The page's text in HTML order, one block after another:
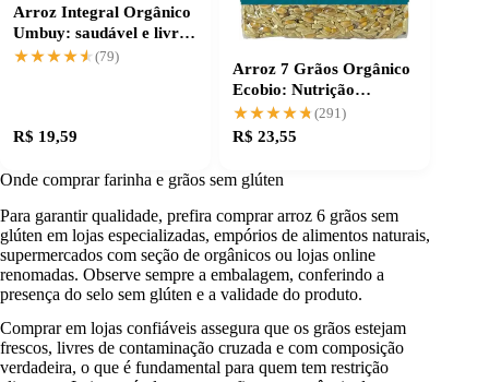
Arroz Integral Orgânico
Umbuy: saudável e livre
de agrotóxicos
★★★★★
★★★★★ (79)
R$ 19,59
Arroz 7 Grãos Orgânico
Ecobio: Nutrição
Completa na Medida
Certa
★★★★★
★★★★★(291)
R$ 23,55
Onde comprar farinha e grãos sem glúten
Para garantir qualidade, prefira comprar arroz 6 grãos sem
glúten em lojas especializadas, empórios de alimentos naturais,
supermercados com seção de orgânicos ou lojas online
renomadas. Observe sempre a embalagem, conferindo a
presença do selo sem glúten e a validade do produto.
Comprar em lojas confiáveis assegura que os grãos estejam
frescos, livres de contaminação cruzada e com composição
verdadeira, o que é fundamental para quem tem restrição